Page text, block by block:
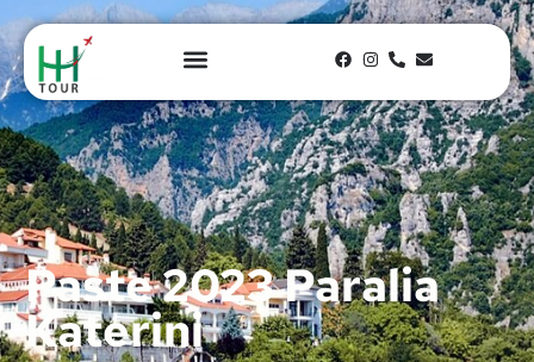
Paste 2023 Paralia
Katerini